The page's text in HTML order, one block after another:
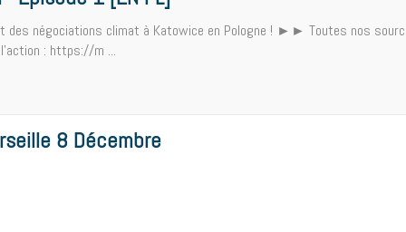
des négociations climat à Katowice en Pologne ! ►► Toutes nos
: https://m ...
8 Décembre